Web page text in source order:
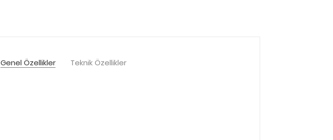
Genel Özellikler Teknik Özellikler